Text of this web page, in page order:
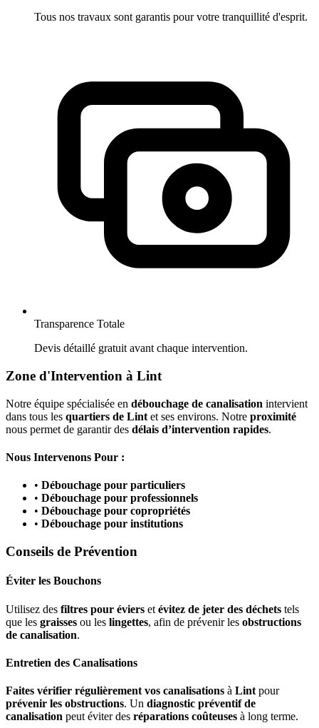
Tous nos travaux sont garantis pour votre tranquillité d'esprit.
Transparence Totale
Devis détaillé gratuit avant chaque intervention.
Zone d'Intervention à Lint
Notre équipe spécialisée en débouchage de canalisation intervient
dans tous les quartiers de Lint et ses environs. Notre proximité
nous permet de garantir des délais d’intervention rapides.
Nous Intervenons Pour :
• Débouchage pour particuliers
• Débouchage pour professionnels
• Débouchage pour copropriétés
• Débouchage pour institutions
Conseils de Prévention
Éviter les Bouchons
Utilisez des filtres pour éviers et évitez de jeter des déchets tels
que les graisses ou les lingettes, afin de prévenir les obstructions
de canalisation.
Entretien des Canalisations
Faites vérifier régulièrement vos canalisations à Lint pour
prévenir les obstructions. Un diagnostic préventif de
canalisation peut éviter des réparations coûteuses à long terme.